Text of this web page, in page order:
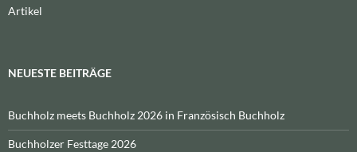
Artikel
NEUESTE BEITRÄGE
Buchholz meets Buchholz 2026 in Französisch Buchholz
Buchholzer Festtage 2026